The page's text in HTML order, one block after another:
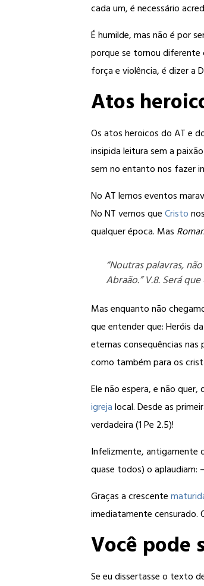
cada um, é necessário
É humilde, mas não é por
porque se tornou diferente
força e violência, é dizer a
Atos
Os atos heroicos do AT e
insipida leitura sem a
sem no entanto nos fazer
No AT lemos eventos
No NT vemos queCristo
qualquer época. Mas
“Noutras palavras,
Abraão.”V.8. Será
Mas enquanto não
que entender que: Heróis
eternas consequências
como também para os
Ele não espera, e não
igrejalocal. Desde as
verdadeira (1 Pe 2.5)!
Infelizmente, antigamente
quase todos) o aplaudiam:
Graças a crescente
imediatamente censurado.
Você pode
Se eu dissertasse o texto